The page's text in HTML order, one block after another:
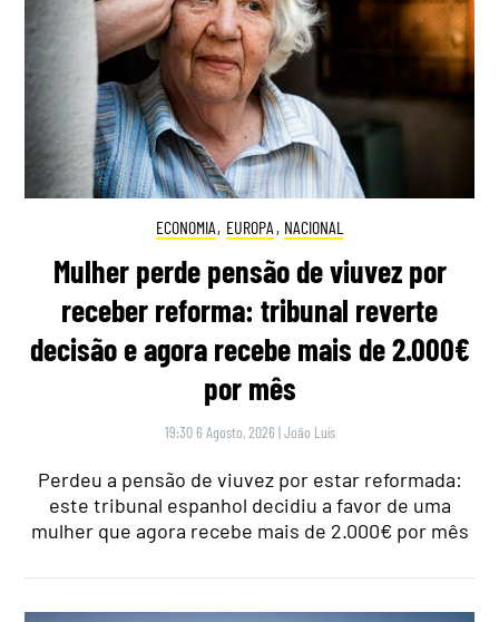
ECONOMIA, EUROPA , NACIONAL
Mulher perde pensão de viuvez por
receber reforma: tribunal reverte
decisão e agora recebe mais de 2.000€
por mês
19:30 6 Agosto, 2026 |João Luís
Perdeu a pensão de viuvez por estar reformada:
este tribunal espanhol decidiu a favor de uma
mulher que agora recebe mais de 2.000€ por mês